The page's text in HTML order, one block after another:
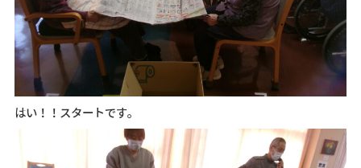
はい！！スタートです。